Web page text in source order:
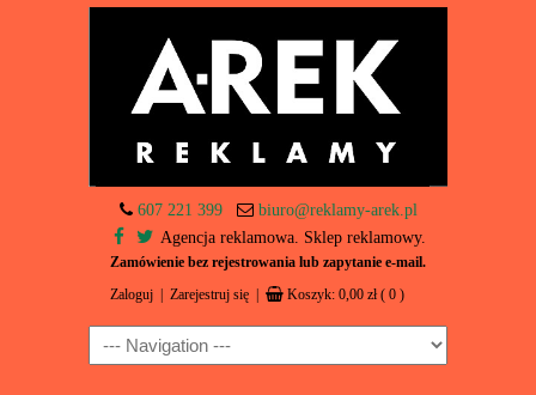
607 221 399
biuro@reklamy-arek.pl
Agencja reklamowa. Sklep reklamowy.
Zamówienie bez rejestrowania lub zapytanie e-mail.
Zaloguj Zarejestruj się Koszyk: 0,00 zł ( 0 )
Navigation